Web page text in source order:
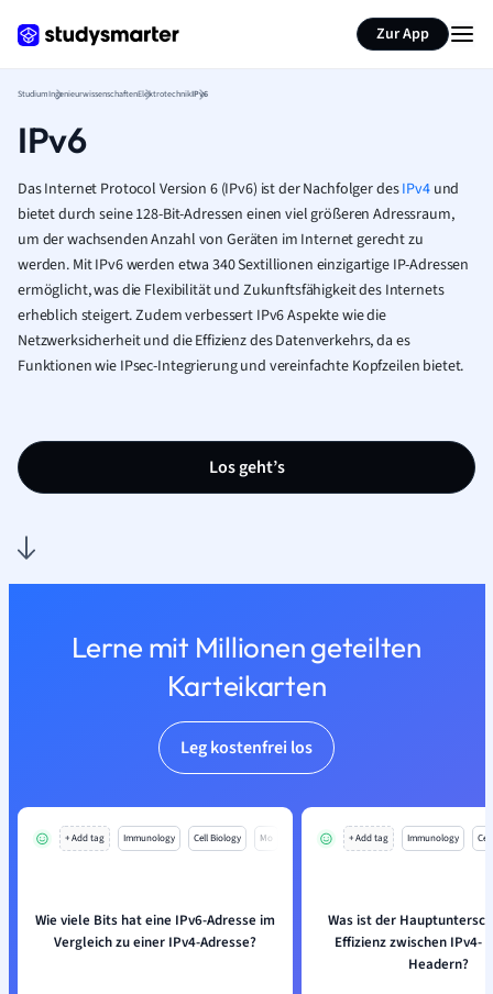
Zur App
StudiumIngenieurwissenschaftenElektrotechnikIPv6
IPv6
Das Internet Protocol Version 6 (IPv6) ist der Nachfolger desIPv4und
bietet durch seine 128-Bit-Adressen einen viel größeren Adressraum,
um der wachsenden Anzahl von Geräten im Internet gerecht zu
werden. Mit IPv6 werden etwa 340 Sextillionen einzigartige IP-Adressen
ermöglicht, was die Flexibilität und Zukunftsfähigkeit des Internets
erheblich steigert. Zudem verbessert IPv6 Aspekte wie die
Netzwerksicherheit und die Effizienz des Datenverkehrs, da es
Funktionen wie IPsec-Integrierung und vereinfachte Kopfzeilen bietet.
Los geht’s
Lerne mit Millionen geteilten
Karteikarten
Leg kostenfrei los
+ Add tag Immunology Cell Biology Mo
Wie viele Bits hat eine IPv6-Adresse im
Vergleich zu einer IPv4-Adresse?
+ Add tag Immunology
Was ist der
Effizienz zwischen IPv4-
Headern?